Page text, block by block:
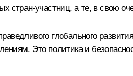
участниц, а те, в свою
глобального
Это политика и